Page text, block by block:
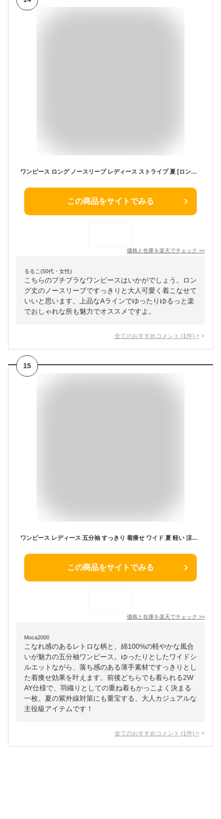
ワンピース ロング ノースリーブ レディース ストライプ 夏 [ロングワンピース マキシ丈 シアサッカー ティアード サッカー生地 ワンピ ラウンドネック ガーリー 春 秋 楽ちん 上品 Aライン ゆったり ゆるっと カジュアル ママ 大人 可愛い コーデ]
この商品をサイトでみる
価格と在庫を楽天でチェック >>
るるこ(50代・女性)
こちらのプチプラなワンピースはいかがでしょう。ロン
グ丈のノースリーブですっきりと大人可愛く着こなせて
いいと思います。上品なAラインでゆったりゆるっと楽
でおしゃれな所も魅力でオススメですよ。
全てのおすすめコメント (1 件) >
15
ワンピース レディース 五分袖 すっきり 着痩せ ワイド 夏 軽い 涼しい 重ね着 かっこいい 紫外線対策 綿100 コットン 2WAY 薄手 レトロ 柄 大人 カジュアル パティ BLUETO ブルート 【メール便50】
この商品をサイトでみる
価格と在庫を楽天でチェック >>
Moca2000
こなれ感のあるレトロな柄と、綿100%の軽やかな風合
いが魅力の五分袖ワンピース。ゆったりとしたワイドシ
ルエットながら、落ち感のある薄手素材ですっきりとし
た着痩せ効果を叶えます。前後どちらでも着られる2W
AY仕様で、羽織りとしての重ね着もかっこよく決まる
一枚。夏の紫外線対策にも重宝する、大人カジュアルな
主役級アイテムです！
全てのおすすめコメント (1 件) >